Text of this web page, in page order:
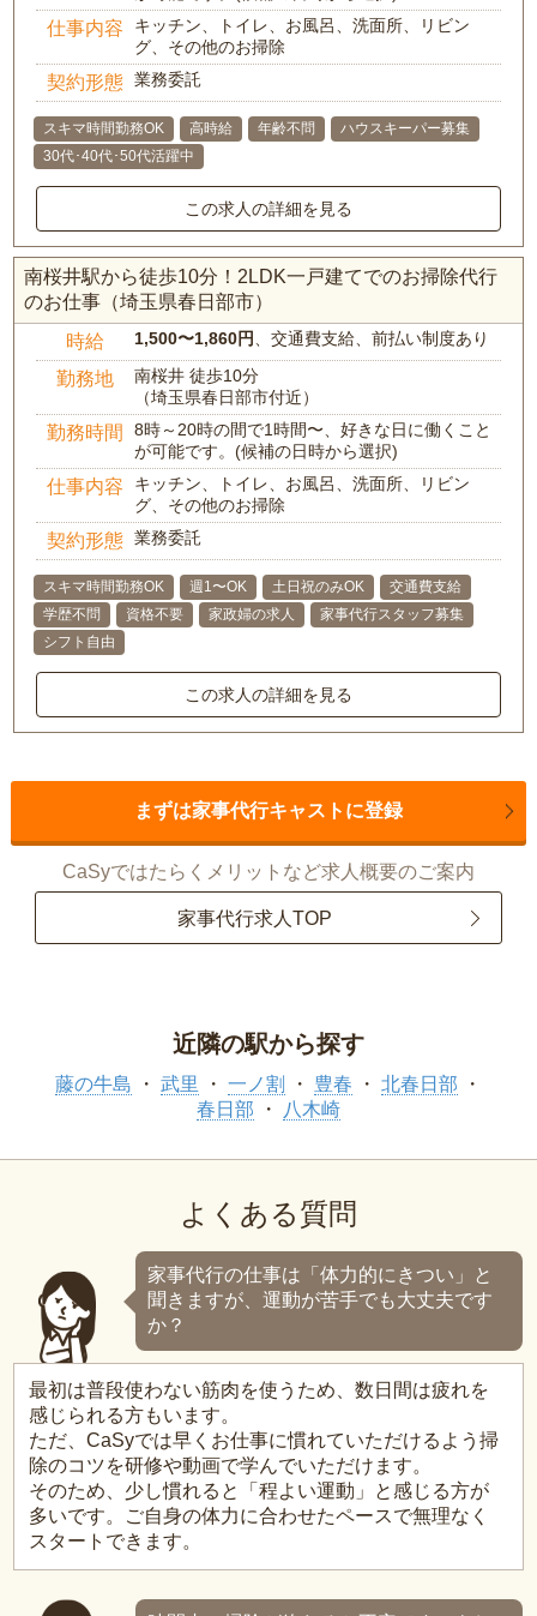
仕事内容
キッチン、トイレ、お風呂、洗面所、リビン
グ、その他のお掃除
契約形態 業務委託
スキマ時間勤務OK 高時給 年齢不問
ハウスキーパー募集
30代･40代･50代活躍中
この求人の詳細を見る
南桜井駅から徒歩10分！2LDK一戸建てでのお掃除代行
のお仕事（埼玉県春日部市）
時給 1,500〜1,860円、交通費支給、前払い制度あり
勤務地
南桜井 徒歩10分
（埼玉県春日部市付近）
勤務時間
8時～20時の間で1時間〜、好きな日に働くこと
が可能です。(候補の日時から選択)
仕事内容
キッチン、トイレ、お風呂、洗面所、リビン
グ、その他のお掃除
契約形態 業務委託
スキマ時間勤務OK 週1〜OK 土日祝のみOK
交通費支給
学歴不問
資格不要 家政婦の求人
家事代行スタッフ募集
シフト自由
この求人の詳細を見る
まずは家事代行キャストに登録
CaSyではたらくメリットなど求人概要のご案内
家事代行求人TOP
近隣の駅から探す
藤の牛島 武里 一ノ割 豊春
北春日部
春日部
八木崎
よくある質問
家事代行の仕事は「体力的にきつい」と
聞きますが、運動が苦手でも大丈夫です
か？
最初は普段使わない筋肉を使うため、数日間は疲れを
感じられる方もいます。
ただ、CaSyでは早くお仕事に慣れていただけるよう掃
除のコツを研修や動画で学んでいただけます。
そのため、少し慣れると「程よい運動」と感じる方が
多いです。ご自身の体力に合わせたペースで無理なく
スタートできます。